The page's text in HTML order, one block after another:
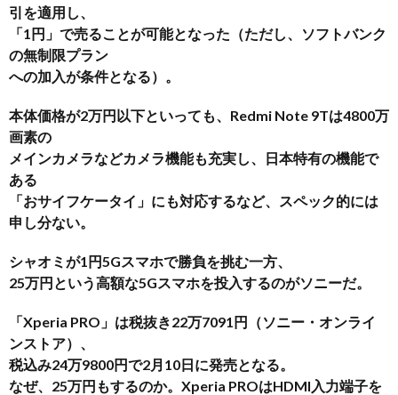
引を適用し、
「1円」で売ることが可能となった（ただし、ソフトバンク
の無制限プラン
への加入が条件となる）。
本体価格が2万円以下といっても、Redmi Note 9Tは4800万
画素の
メインカメラなどカメラ機能も充実し、日本特有の機能で
ある
「おサイフケータイ」にも対応するなど、スペック的には
申し分ない。
シャオミが1円5Gスマホで勝負を挑む一方、
25万円という高額な5Gスマホを投入するのがソニーだ。
「Xperia PRO」は税抜き22万7091円（ソニー・オンライ
ンストア）、
税込み24万9800円で2月10日に発売となる。
なぜ、25万円もするのか。Xperia PROはHDMI入力端子を